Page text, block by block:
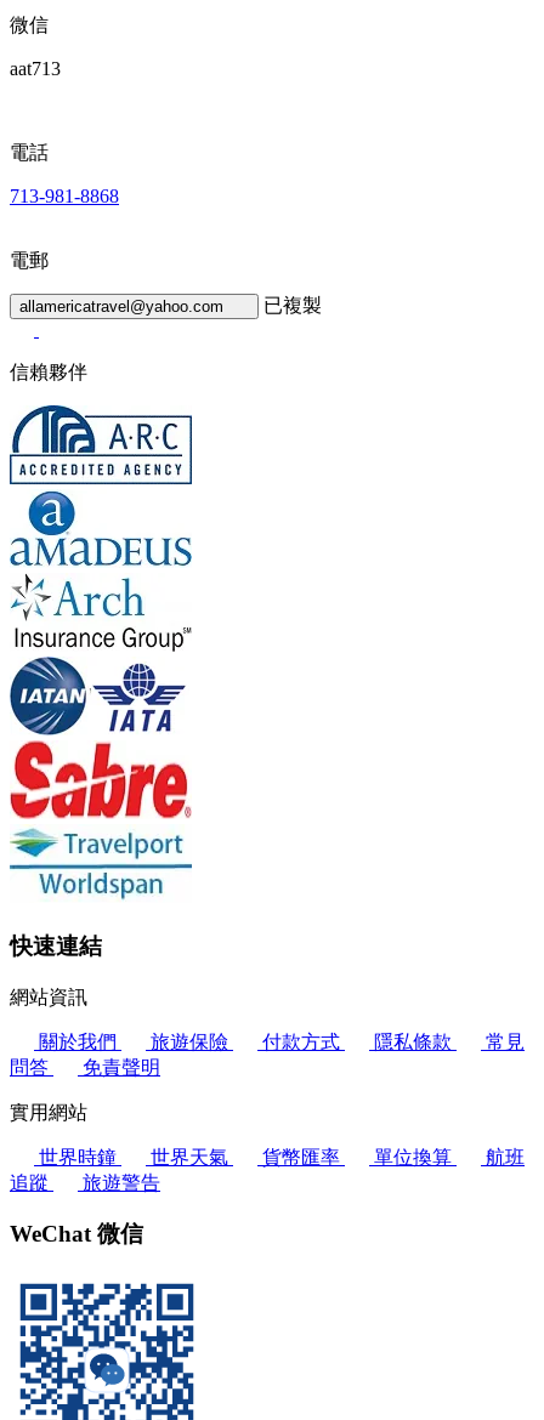
微信
aat713
電話
713-981-8868
電郵
allamericatravel@yahoo.com 已複製
信賴夥伴
快速連結
網站資訊
關於我們 旅遊保險 付款方式 隱私條款
常見
問答
免責聲明
實用網站
世界時鐘 世界天氣 貨幣匯率 單位換算
航班
追蹤
旅遊警告
WeChat 微信